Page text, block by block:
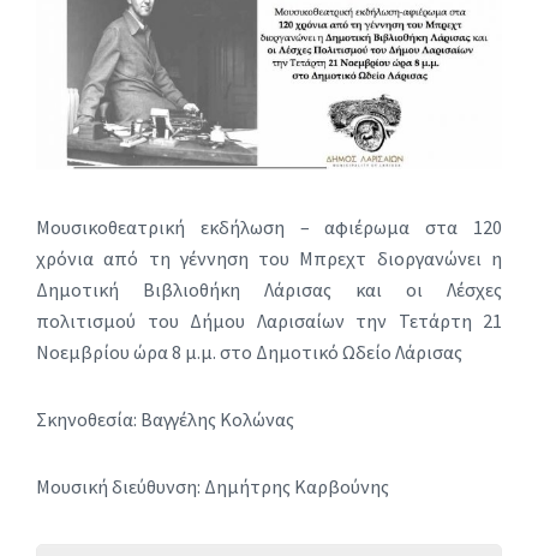
Μουσικοθεατρική εκδήλωση – αφιέρωμα στα 120
χρόνια από τη γέννηση του Μπρεχτ διοργανώνει η
Δημοτική Βιβλιοθήκη Λάρισας και οι Λέσχες
πολιτισμού του Δήμου Λαρισαίων την Τετάρτη 21
Νοεμβρίου ώρα 8 μ.μ. στο Δημοτικό Ωδείο Λάρισας
Σκηνοθεσία: Βαγγέλης Κολώνας
Μουσική διεύθυνση: Δημήτρης Καρβούνης